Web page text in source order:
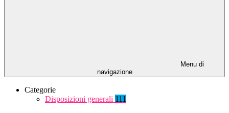
Menu di
navigazione
Categorie
Disposizioni generali 111